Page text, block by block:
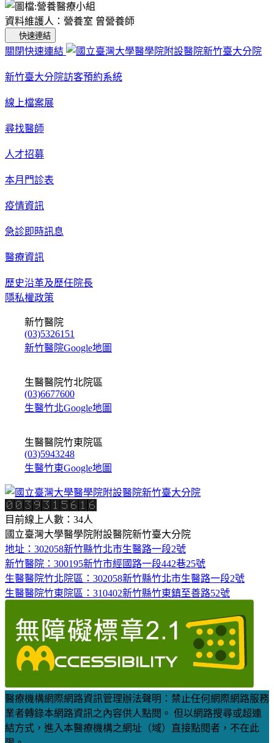
資料維護人：營養室 曾營養師
快速連結
關閉快速連結
新竹臺大分院訪客預約系統
線上檔案展
尋找醫師
人才招募
本月門診表
疫情資訊
急診即時訊息
醫療資訊
歷史沿革及歷任院長
隱私權政策
新竹醫院
(03)5326151
新竹醫院Google地圖
生醫醫院竹北院區
(03)6677600
生醫竹北Google地圖
生醫醫院竹東院區
(03)5943248
生醫竹東Google地圖
目前線上人數：34人
國立臺灣大學醫學院附設醫院新竹臺大分院
地址：302058新竹縣竹北市生醫路一段2號
新竹醫院：300195新竹市經國路一段442巷25號
生醫醫院竹北院區：302058新竹縣竹北市生醫路一段2號
生醫醫院竹東院區：310402新竹縣竹東鎮至善路52號
醫療機構網際網路資訊管理辦法聲明：禁止任何網際網路服務
業者轉錄本網路資訊之內容供人點閱。 但以網路搜尋或超連
結方式，進入本醫療機構之網址（域）直接點閱者，不在此